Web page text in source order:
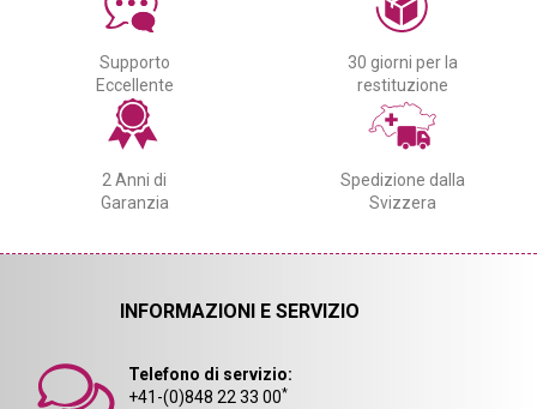
Supporto
Eccellente
30 giorni per la
restituzione
2 Anni di
Garanzia
Spedizione dalla
Svizzera
INFORMAZIONI E SERVIZIO
Telefono di servizio:
+41-(0)848 22 33 00*